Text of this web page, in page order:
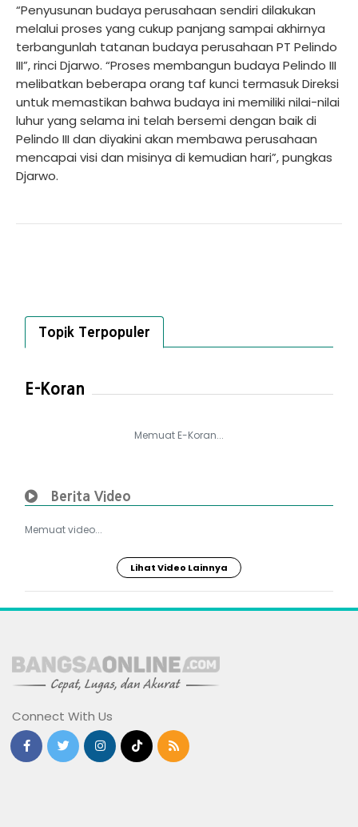
“Penyusunan budaya perusahaan sendiri dilakukan
melalui proses yang cukup panjang sampai akhirnya
terbangunlah tatanan budaya perusahaan PT Pelindo
III”, rinci Djarwo. “Proses membangun budaya Pelindo III
melibatkan beberapa orang taf kunci termasuk Direksi
untuk memastikan bahwa budaya ini memiliki nilai-nilai
luhur yang selama ini telah bersemi dengan baik di
Pelindo III dan diyakini akan membawa perusahaan
mencapai visi dan misinya di kemudian hari”, pungkas
Djarwo.
Topik Terpopuler
E-Koran
Memuat E-Koran...
Berita Video
Memuat video...
Lihat Video Lainnya
Connect With Us